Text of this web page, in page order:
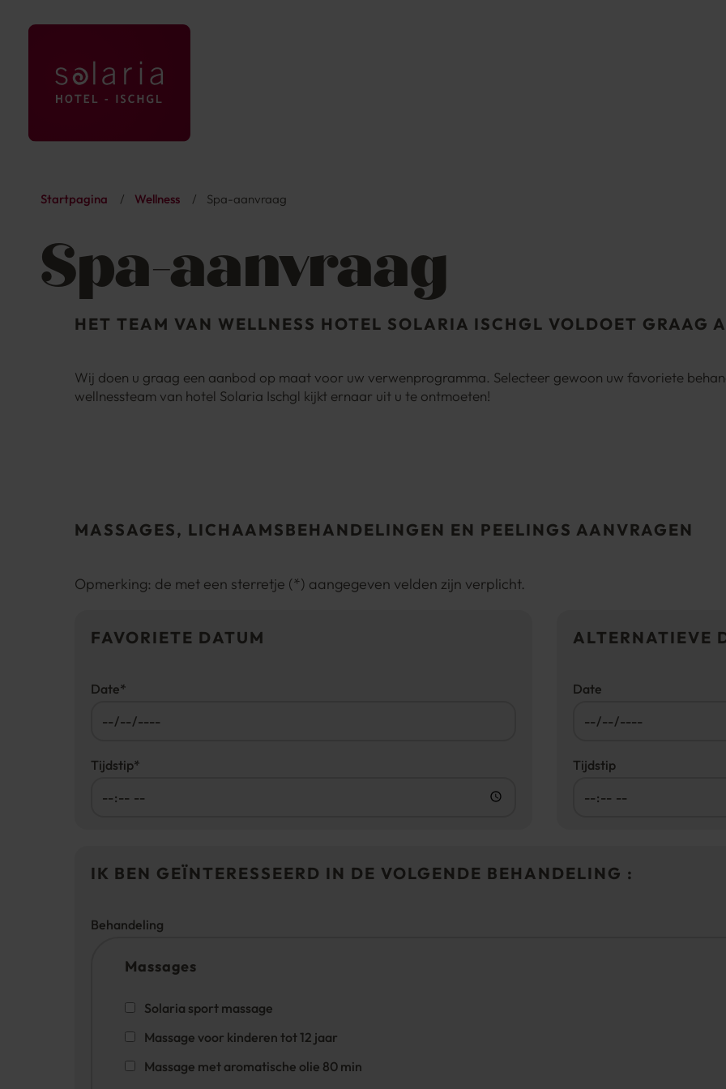
Startpagina / Wellness / Spa-aanvraag
Spa-aanvraag
HET TEAM VAN WELLNESS HOTEL SOLARIA ISCHGL VOLDOET GRAAG
Wij doen u graag een aanbod op maat voor uw verwenprogramma. Selecteer gewoon uw favoriete
wellnessteam van hotel Solaria Ischgl kijkt ernaar uit u te ontmoeten!
MASSAGES, LICHAAMSBEHANDELINGEN EN PEELINGS AANVRAGEN
Opmerking: de met een sterretje (*) aangegeven velden zijn verplicht.
FAVORIETE DATUM
Date*
Tijdstip*
ALTERNATIEVE
Date
Tijdstip
IK BEN GEÏNTERESSEERD IN DE VOLGENDE BEHANDELING :
Behandeling
Massages
Solaria sport massage
Massage voor kinderen tot 12 jaar
Massage met aromatische olie 80 min